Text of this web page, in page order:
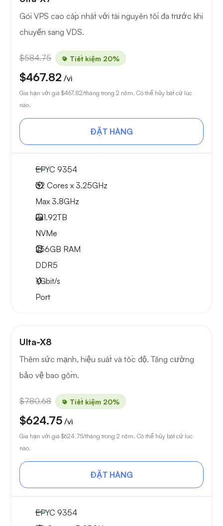
Gói VPS cao cấp nhất với tài nguyên tối đa trước khi
chuyển sang VDS.
$584.75 Tiết kiệm 20%
$467.82 /vì
Gia hạn với giá $467.82/tháng trong 2 năm. Có thể hủy bất cứ lúc
nào.
ĐẶT HÀNG
EPYC 9354
32 Cores x 3.25GHz
Max 3.8GHz
2x1.92TB
NVMe
256GB RAM
DDR5
1Gbit/s
Port
Ulta-X8
Thêm sức mạnh, hiệu suất và tốc độ. Tăng cường
bảo vệ bao gồm.
$780.68 Tiết kiệm 20%
$624.75 /vì
Gia hạn với giá $624.75/tháng trong 2 năm. Có thể hủy bất cứ lúc
nào.
ĐẶT HÀNG
EPYC 9354